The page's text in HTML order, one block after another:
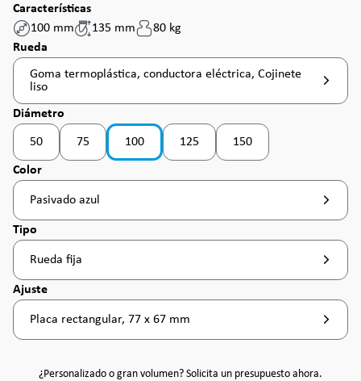
Características
100 mm
135 mm
80 kg
Seleccione
Rueda
Goma termoplástica, conductora eléctrica, Cojinete
liso
Seleccione
Diámetro
50
(Esta opción no está disponible en este momento. )
75
(Esta opción no está disponible en este momento. )
100 125
(Esta opción no está disponible en
150
(Esta opción no está
Seleccione
Color
Pasivado azul
Seleccione
Tipo
Rueda fija
Seleccione
Ajuste
Placa rectangular, 77 x 67 mm
¿Personalizado o gran volumen? Solicita un presupuesto ahora.